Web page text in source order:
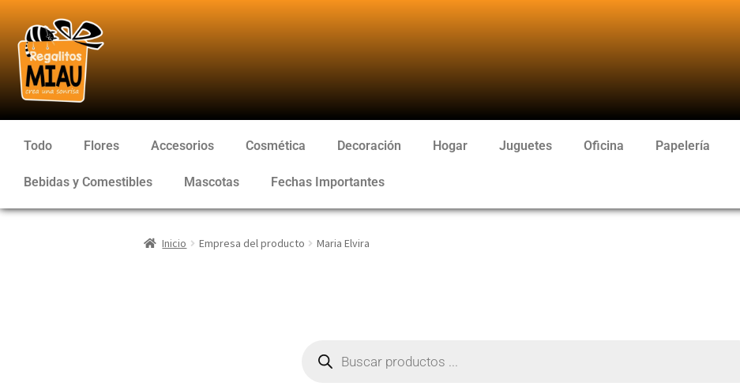
Todo Flores Accesorios Cosmética Decoración Hogar Juguetes Oficina Papelería
Bebidas y Comestibles Mascotas Fechas Importantes
Inicio Empresa del producto Maria Elvira